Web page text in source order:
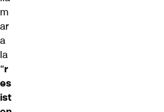
m
ar
a
la
“r
es
ist